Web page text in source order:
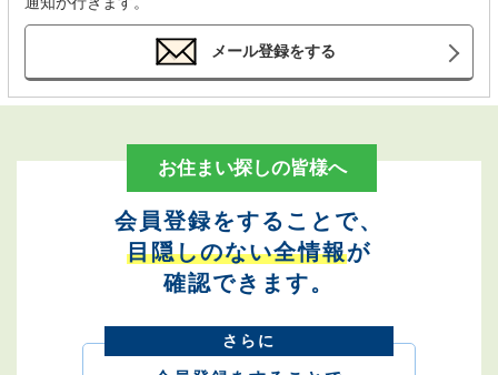
メール登録をする
お住まい探しの皆様へ
会員登録をすることで、
目隠しのない全情報が
確認できます。
さらに